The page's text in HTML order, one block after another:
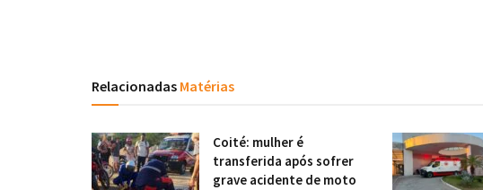
Relacionadas Matérias
Coité: mulher é
transferida após sofrer
grave acidente de moto